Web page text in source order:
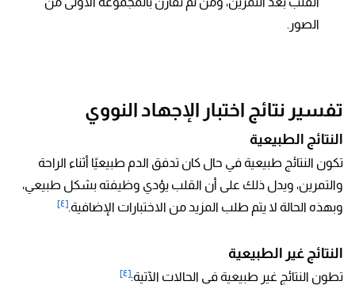
الصور.
تفسير نتائج اختبار الإجهاد النووي
النتائج الطبيعية
تكون النتائج طبيعية في حال كان تدفق الدم طبيعيًا أثناء الراحة
والتمرين، ويدل ذلك على أن القلب يؤدي وظيفته بشكل طبيعي،
وبهذه الحالة لا يتم طلب المزيد من الاختبارات الإضافية.[٤]
النتائج غير الطبيعية
تطون النتائج غير طبيعية في الحالات الآتية:[٤]